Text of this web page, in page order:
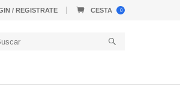
/ REGISTRATE CESTA 0